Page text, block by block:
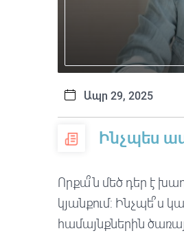
Ապր 29, 2025
Ինչպես
Որքա՞ն մեծ դեր է
կյանքում: Ինչպե՞ս
համայնքներին